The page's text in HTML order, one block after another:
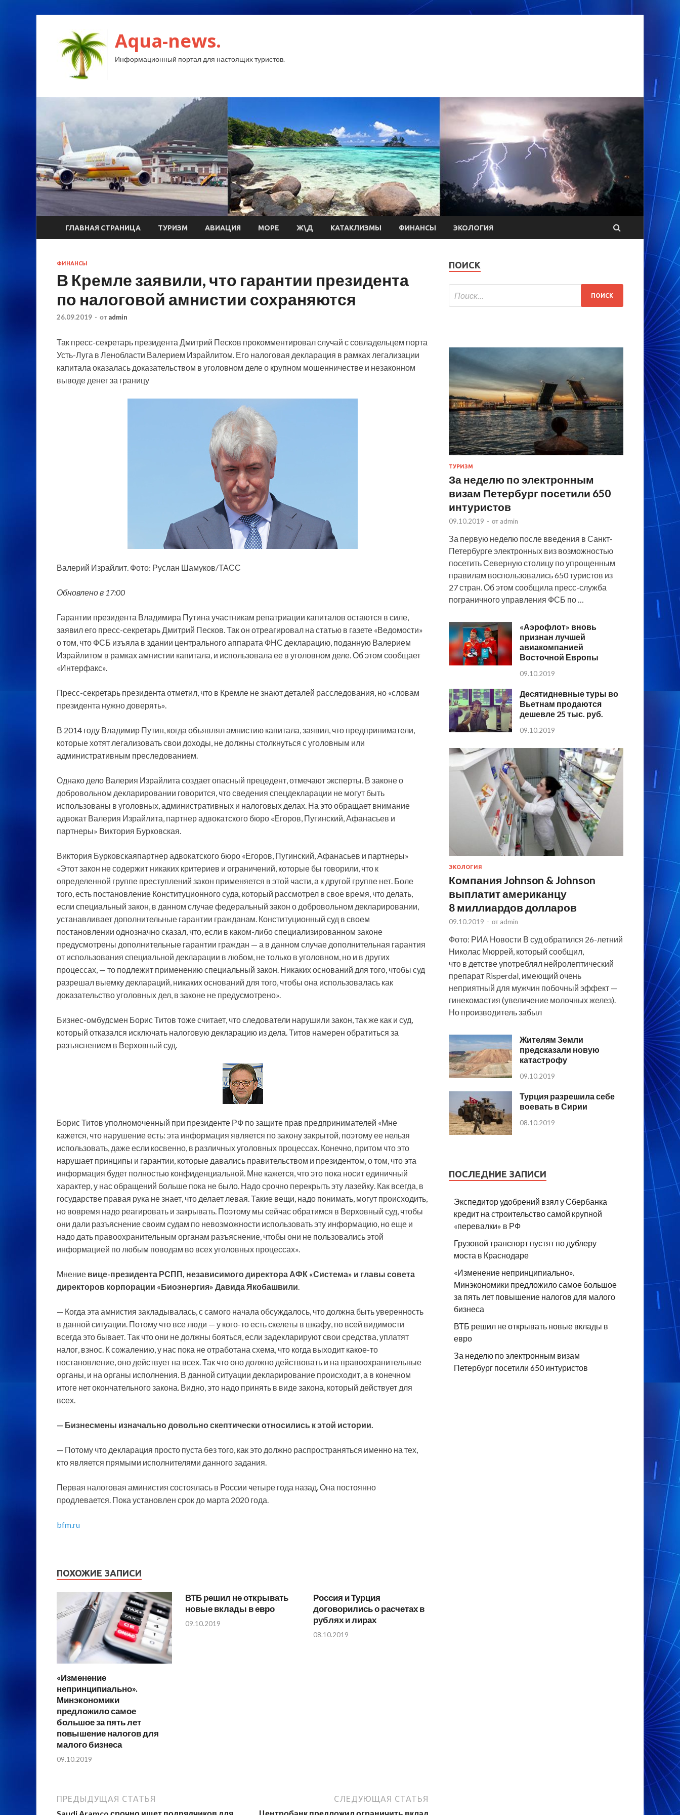
Aqua-news.
Информационный портал для настоящих туристов.
ГЛАВНАЯ СТРАНИЦА ТУРИЗМ АВИАЦИЯ МОРЕ Ж\Д КАТАКЛИЗМЫ ФИНАНСЫ ЭКОЛОГИЯ
ФИНАНСЫ
В Кремле заявили, что гарантии президента
по налоговой амнистии сохраняются
26.09.2019 - от admin
Так пресс-секретарь президента Дмитрий Песков прокомментировал случай с совладельцем порта
Усть-Луга в Ленобласти Валерием Израйлитом. Его налоговая декларация в рамках легализации
капитала оказалась доказательством в уголовном деле о крупном мошенничестве и незаконном
выводе денег за границу
Валерий Израйлит. Фото: Руслан Шамуков/ТАСС
Обновлено в 17:00
Гарантии президента Владимира Путина участникам репатриации капиталов остаются в силе,
заявил его пресс-секретарь Дмитрий Песков. Так он отреагировал на статью в газете «Ведомости»
о том, что ФСБ изъяла в здании центрального аппарата ФНС декларацию, поданную Валерием
Израйлитом в рамках амнистии капитала, и использовала ее в уголовном деле. Об этом сообщает
«Интерфакс».
Пресс-секретарь президента отметил, что в Кремле не знают деталей расследования, но «словам
президента нужно доверять».
В 2014 году Владимир Путин, когда объявлял амнистию капитала, заявил, что предприниматели,
которые хотят легализовать свои доходы, не должны столкнуться с уголовным или
административным преследованием.
Однако дело Валерия Израйлита создает опасный прецедент, отмечают эксперты. В законе о
добровольном декларировании говорится, что сведения спецдекларации не могут быть
использованы в уголовных, административных и налоговых делах. На это обращает внимание
адвокат Валерия Израйлита, партнер адвокатского бюро «Егоров, Пугинский, Афанасьев и
партнеры» Виктория Бурковская.
Виктория Бурковскаяпартнер адвокатского бюро «Егоров, Пугинский, Афанасьев и партнеры»
«Этот закон не содержит никаких критериев и ограничений, которые бы говорили, что к
определенной группе преступлений закон применяется в этой части, а к другой группе нет. Боле
того, есть постановление Конституционного суда, который рассмотрел в свое время, что делать,
если специальный закон, в данном случае федеральный закон о добровольном декларировании,
устанавливает дополнительные гарантии гражданам. Конституционный суд в своем
постановлении однозначно сказал, что, если в каком-либо специализированном законе
предусмотрены дополнительные гарантии граждан — а в данном случае дополнительная гарантия
от использования специальной декларации в любом, не только в уголовном, но и в других
процессах, — то подлежит применению специальный закон. Никаких оснований для того, чтобы суд
разрешал выемку деклараций, никаких оснований для того, чтобы она использовалась как
доказательство уголовных дел, в законе не предусмотрено».
Бизнес-омбудсмен Борис Титов тоже считает, что следователи нарушили закон, так же как и суд,
который отказался исключать налоговую декларацию из дела. Титов намерен обратиться за
разъяснением в Верховный суд.
Борис Титов уполномоченный при президенте РФ по защите прав предпринимателей «Мне
кажется, что нарушение есть: эта информация является по закону закрытой, поэтому ее нельзя
использовать, даже если косвенно, в различных уголовных процессах. Конечно, притом что это
нарушает принципы и гарантии, которые давались правительством и президентом, о том, что эта
информация будет полностью конфиденциальной. Мне кажется, что это пока носит единичный
характер, у нас обращений больше пока не было. Надо срочно перекрыть эту лазейку. Как всегда, в
государстве правая рука не знает, что делает левая. Такие вещи, надо понимать, могут происходить,
но вовремя надо реагировать и закрывать. Поэтому мы сейчас обратимся в Верховный суд, чтобы
они дали разъяснение своим судам по невозможности использовать эту информацию, но еще и
надо дать правоохранительным органам разъяснение, чтобы они не пользовались этой
информацией по любым поводам во всех уголовных процессах».
Мнение вице-президента РСПП, независимого директора АФК «Система» и главы совета
директоров корпорации «Биоэнергия» Давида Якобашвили.
— Когда эта амнистия закладывалась, с самого начала обсуждалось, что должна быть уверенность
в данной ситуации. Потому что все люди — у кого-то есть скелеты в шкафу, по всей видимости
всегда это бывает. Так что они не должны бояться, если задекларируют свои средства, уплатят
налог, взнос. К сожалению, у нас пока не отработана схема, что когда выходит какое-то
постановление, оно действует на всех. Так что оно должно действовать и на правоохранительные
органы, и на органы исполнения. В данной ситуации декларирование происходит, а в конечном
итоге нет окончательного закона. Видно, это надо принять в виде закона, который действует для
всех.
— Бизнесмены изначально довольно скептически относились к этой истории.
— Потому что декларация просто пуста без того, как это должно распространяться именно на тех,
кто является прямыми исполнителями данного задания.
Первая налоговая аминистия состоялась в России четыре года назад. Она постоянно
продлевается. Пока установлен срок до марта 2020 года.
bfm.ru
ПОХОЖИЕ ЗАПИСИ
«Изменение
непринципиально».
Минэкономики
предложило самое
большое за пять лет
повышение налогов для
малого бизнеса
09.10.2019
ВТБ решил не открывать
новые вклады в евро
09.10.2019
Россия и Турция
договорились о расчетах в
рублях и лирах
08.10.2019
ПРЕДЫДУЩАЯ СТАТЬЯ СЛЕДУЮЩАЯ СТАТЬЯ
ПОИСК
ТУРИЗМ
За неделю по электронным
визам Петербург посетили 650
интуристов
09.10.2019 - от admin
За первую неделю после введения в Санкт-
Петербурге электронных виз возможностью
посетить Северную столицу по упрощенным
правилам воспользовались 650 туристов из
27 стран. Об этом сообщила пресс-служба
пограничного управления ФСБ по …
«Аэрофлот» вновь
признан лучшей
авиакомпанией
Восточной Европы
09.10.2019
Десятидневные туры во
Вьетнам продаются
дешевле 25 тыс. руб.
09.10.2019
ЭКОЛОГИЯ
Компания Johnson & Johnson
выплатит американцу
8 миллиардов долларов
09.10.2019 - от admin
Фото: РИА Новости В суд обратился 26-летний
Николас Мюррей, который сообщил,
что в детстве употреблял нейролептический
препарат Risperdal, имеющий очень
неприятный для мужчин побочный эффект —
гинекомастия (увеличение молочных желез).
Но производитель забыл
Жителям Земли
предсказали новую
катастрофу
09.10.2019
Турция разрешила себе
воевать в Сирии
08.10.2019
ПОСЛЕДНИЕ ЗАПИСИ
Экспедитор удобрений взял у Сбербанка
кредит на строительство самой крупной
«перевалки» в РФ
Грузовой транспорт пустят по дублеру
моста в Краснодаре
«Изменение непринципиально».
Минэкономики предложило самое большое
за пять лет повышение налогов для малого
бизнеса
ВТБ решил не открывать новые вклады в
евро
За неделю по электронным визам
Петербург посетили 650 интуристов